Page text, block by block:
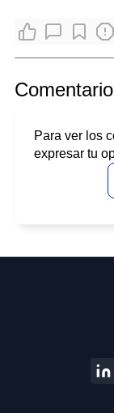
Para ver los
expresar tu